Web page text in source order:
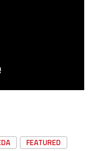
FEATURED